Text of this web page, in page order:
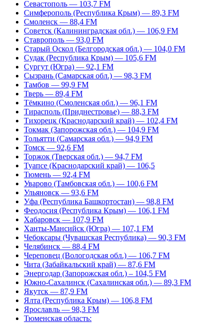
Севастополь — 103,7 FM
Симферополь (Республика Крым) — 89,3 FM
Смоленск — 88,4 FM
Советск (Калининградская обл.) — 106,9 FM
Ставрополь — 93,0 FM
Старый Оскол (Белгородская обл.) — 104,0 FM
Судак (Республика Крым) — 105,6 FM
Сургут (Югра) — 92,1 FM
Сызрань (Самарская обл.) — 98,3 FM
Тамбов — 99,9 FM
Тверь — 89,4 FM
Тёмкино (Смоленская обл.) — 96,1 FM
Тирасполь (Приднестровье) — 88,3 FM
Тихорецк (Краснодарский край) — 102,4 FM
Токмак (Запорожская обл.) — 104,9 FM
Тольятти (Самарская обл.) — 94,9 FM
Томск — 92,6 FM
Торжок (Тверская обл.) — 94,7 FM
Туапсе (Краснодарский край) — 106,5
Тюмень — 92,4 FM
Уварово (Тамбовская обл.) — 100,6 FM
Ульяновск — 93,6 FM
Уфа (Республика Башкортостан) — 98,8 FM
Феодосия (Республика Крым) — 106,1 FM
Хабаровск — 107,9 FM
Ханты-Мансийск (Югра) — 107,1 FM
Чебоксары (Чувашская Республика) — 90,3 FM
Челябинск — 88,4 FM
Череповец (Вологодская обл.) — 106,7 FM
Чита (Забайкальский край) — 87,6 FM
Энергодар (Запорожская обл.) – 104,5 FM
Южно-Сахалинск (Сахалинская обл.) — 89,3 FM
Якутск — 87,9 FM
Ялта (Республика Крым) — 106,8 FM
Ярославль — 98,3 FM
Тюменская область: